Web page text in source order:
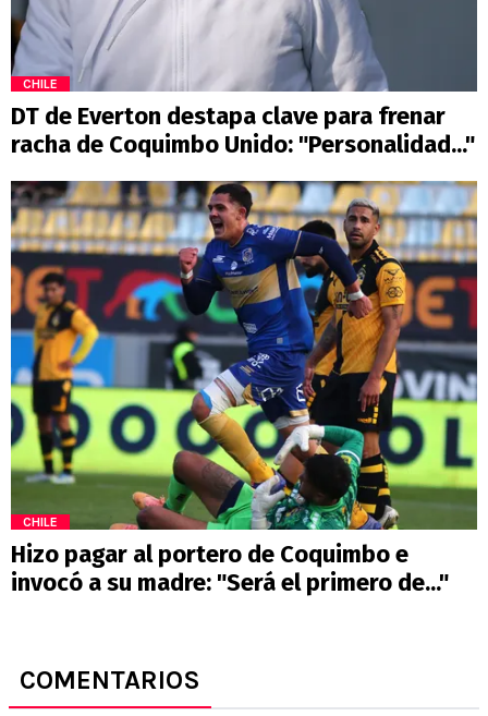
CHILE
DT de Everton destapa clave para frenar
racha de Coquimbo Unido: "Personalidad..."
CHILE
Hizo pagar al portero de Coquimbo e
invocó a su madre: "Será el primero de..."
COMENTARIOS